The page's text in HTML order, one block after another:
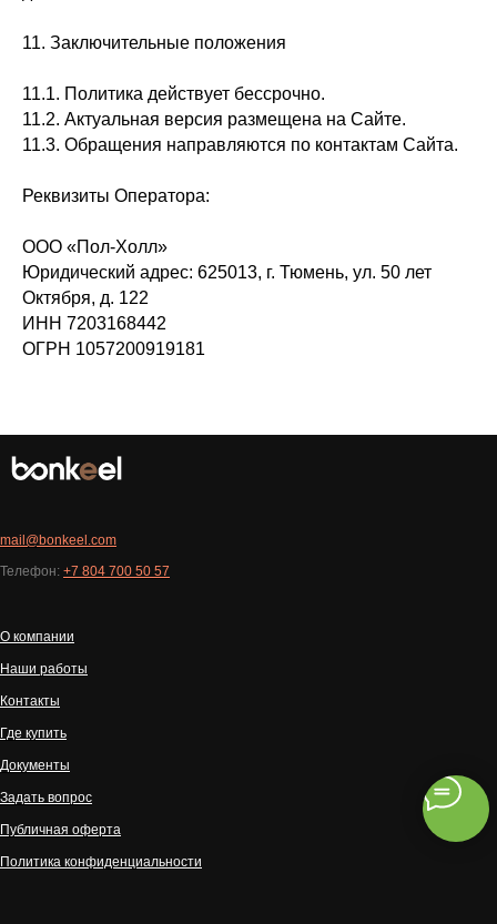
11. Заключительные положения
11.1. Политика действует бессрочно.
11.2. Актуальная версия размещена на Сайте.
11.3. Обращения направляются по контактам Сайта.
Реквизиты Оператора:
ООО «Пол-Холл»
Юридический адрес: 625013, г. Тюмень, ул. 50 лет
Октября, д. 122
ИНН 7203168442
ОГРН 1057200919181
mail@bonkeel.com
Телефон: +7 804 700 50 57
О компании
Наши работы
Контакты
Где купить
Документы
Задать вопрос
Публичная оферта
Политика конфиденциальности